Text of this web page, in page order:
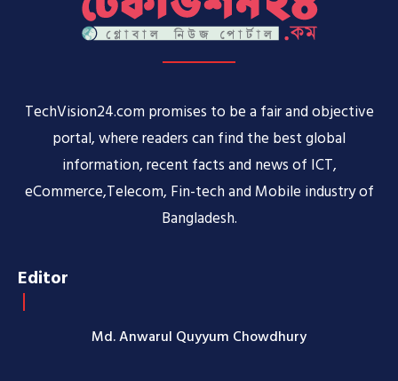
TechVision24.com promises to be a fair and objective
portal, where readers can find the best global
information, recent facts and news of ICT,
eCommerce,Telecom, Fin-tech and Mobile industry of
Bangladesh.
Editor
Md. Anwarul Quyyum Chowdhury